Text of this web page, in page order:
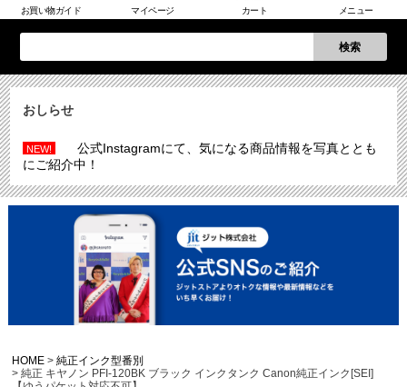
お買い物ガイド マイページ カート メニュー
検索
おしらせ
NEW!
公式Instagramにて、気になる商品情報を写真ととも
にご紹介中！
HOME
純正インク型番別
純正 キヤノン PFI-120BK ブラック インクタンク Canon純正インク[SEI]